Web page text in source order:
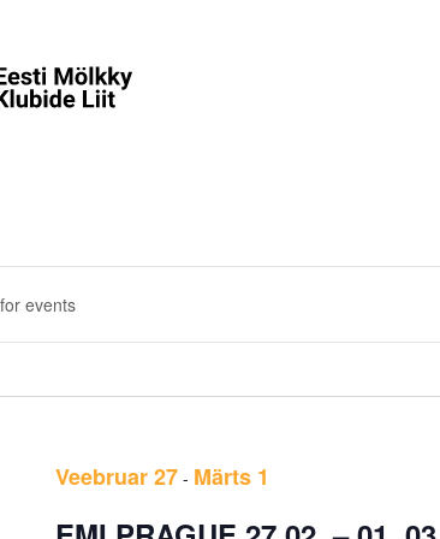
Veebruar 27- Märts 1